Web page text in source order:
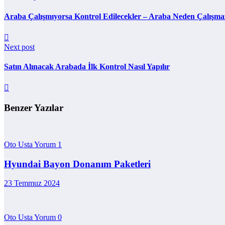
Araba Çalışmıyorsa Kontrol Edilecekler – Araba Neden
Next post
Satın Alınacak Arabada İlk Kontrol Nasıl Yapılır
Benzer Yazılar
Oto Usta Yorum 1
Hyundai Bayon Donanım Paketleri
23 Temmuz 2024
Oto Usta Yorum 0